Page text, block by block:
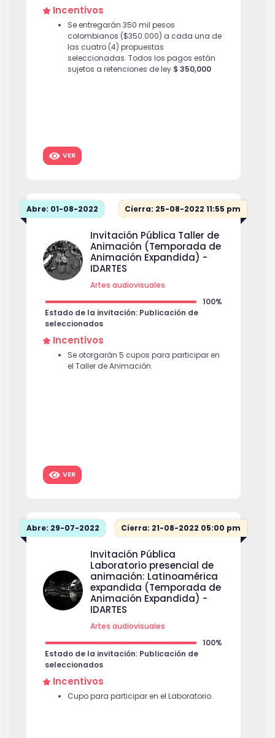
Incentivos
Se entregarán 350 mil pesos
colombianos ($350.000) a cada una de
las cuatro (4) propuestas
seleccionadas. Todos los pagos están
sujetos a retenciones de ley $ 350,000
VER
Abre: 01-08-2022 Cierra: 25-08-2022 11:55 pm
Invitación Pública Taller de
Animación (Temporada de
Animación Expandida) -
IDARTES
Artes audiovisuales
100%
Estado de la invitación: Publicación de
seleccionados
Incentivos
Se otorgarán 5 cupos para participar en
el Taller de Animación.
VER
Abre: 29-07-2022 Cierra: 21-08-2022 05:00 pm
Invitación Pública
Laboratorio presencial de
animación: Latinoamérica
expandida (Temporada de
Animación Expandida) -
IDARTES
Artes audiovisuales
100%
Estado de la invitación: Publicación de
seleccionados
Incentivos
Cupo para participar en el Laboratorio.